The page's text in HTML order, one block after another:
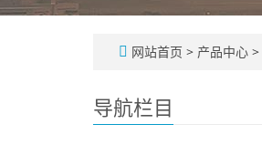
网站首页 > 产品中心 >
导航栏目